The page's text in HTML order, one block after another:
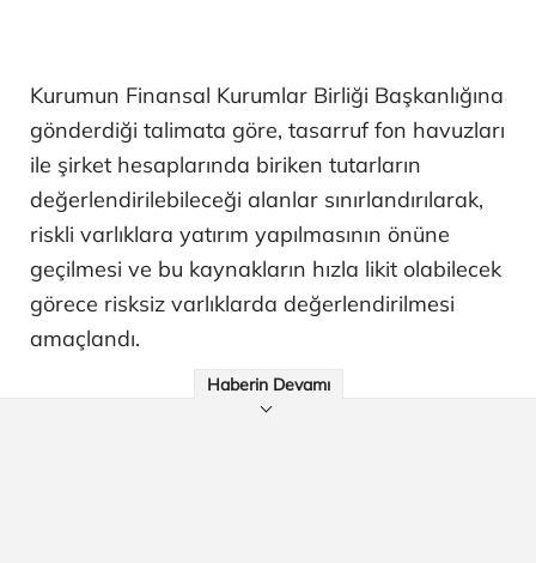
Kurumun Finansal Kurumlar Birliği Başkanlığına
gönderdiği talimata göre, tasarruf fon havuzları
ile şirket hesaplarında biriken tutarların
değerlendirilebileceği alanlar sınırlandırılarak,
riskli varlıklara yatırım yapılmasının önüne
geçilmesi ve bu kaynakların hızla likit olabilecek
görece risksiz varlıklarda değerlendirilmesi
amaçlandı.
Haberin Devamı